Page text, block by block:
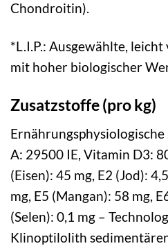
Chondroitin).
*L.I.P.: Ausgewählte,
mit hoher biologischer
Zusatzstoffe (pro kg)
A: 29500 IE, Vitamin D3:
(Eisen): 45 mg, E2 (Jod):
mg, E5 (Mangan): 58 mg,
(Selen): 0,1 mg –
Klinoptilolith